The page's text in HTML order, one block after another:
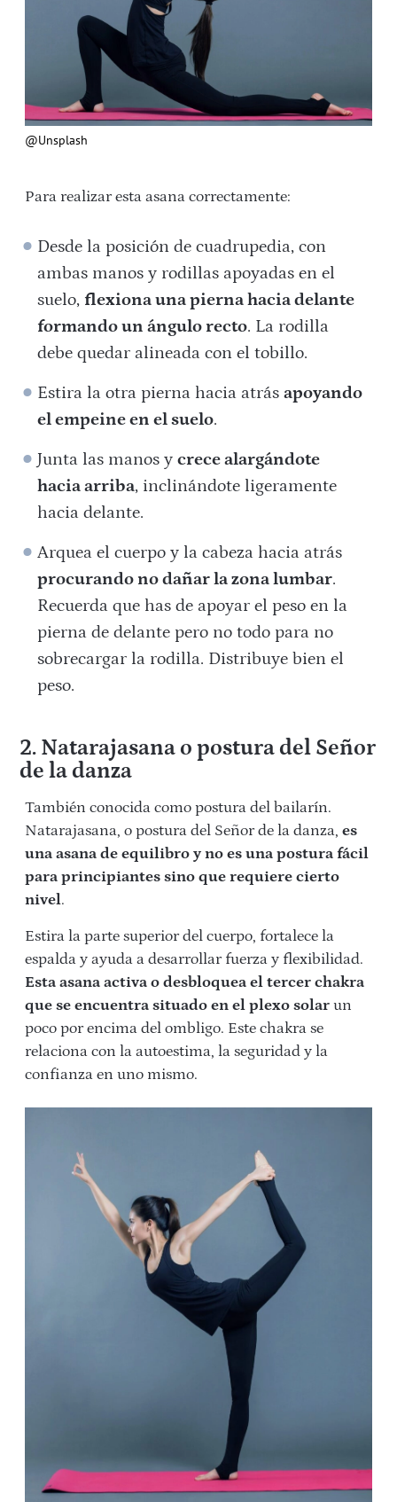
@Unsplash
Para realizar esta asana correctamente:
Desde la posición de cuadrupedia, con
ambas manos y rodillas apoyadas en el
suelo, flexiona una pierna hacia delante
formando un ángulo recto. La rodilla
debe quedar alineada con el tobillo.
Estira la otra pierna hacia atrásapoyando
el empeine en el suelo.
Junta las manos ycrece alargándote
hacia arriba, inclinándote ligeramente
hacia delante.
Arquea el cuerpo y la cabeza hacia atrás
procurando no dañar la zona lumbar.
Recuerda que has de apoyar el peso en la
pierna de delante pero no todo para no
sobrecargar la rodilla. Distribuye bien el
peso.
2. Natarajasana o postura del Señor
de la danza
También conocida como postura del bailarín.
Natarajasana, o postura del Señor de la danza, es
una asana de equilibro y no es una postura fácil
para principiantes sino que requiere cierto
nivel.
Estira la parte superior del cuerpo, fortalece la
espalda y ayuda a desarrollar fuerza y flexibilidad.
Esta asana activa o desbloquea el tercer chakra
que se encuentra situado en el plexo solar un
poco por encima del ombligo. Este chakra se
relaciona con la autoestima, la seguridad y la
confianza en uno mismo.